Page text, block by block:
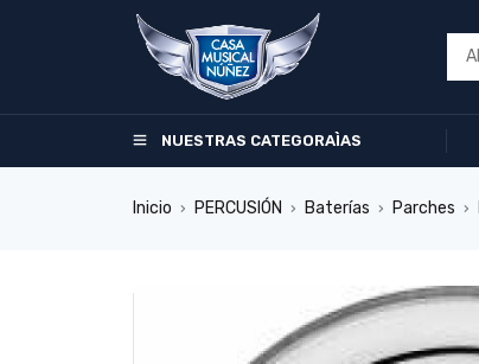
NUESTRAS CATEGORAÌAS
Inicio › PERCUSIÓN › Baterías › Parches ›